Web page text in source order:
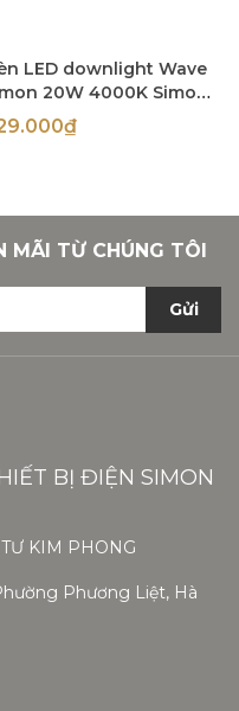
LED downlight Wave
20W 4000K Simon
1026
MÃI TỪ CHÚNG TÔI
Gửi
BỊ ĐIỆN SIMON
KIM PHONG
Phương Liệt, Hà